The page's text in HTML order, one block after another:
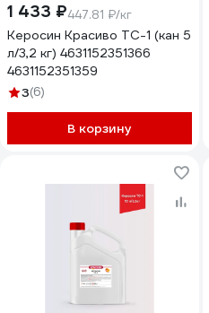
1 433 ₽447.81 ₽/кг
Керосин Красиво ТС-1 (кан 5
л/3,2 кг) 4631152351366
4631152351359
3(6)
В корзину